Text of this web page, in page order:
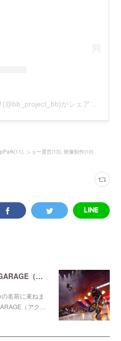
(11) ショー運営(13) 映像制作(10)
場づくりの活動名「ACTION GARAGE（アクションガレージ）」を始動
名前に束ねま
（アク…